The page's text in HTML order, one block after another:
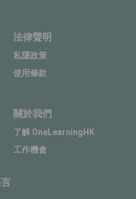
法律聲明
私隱政策
使用條款
關於我們
了解 OneLearningHK
工作機會